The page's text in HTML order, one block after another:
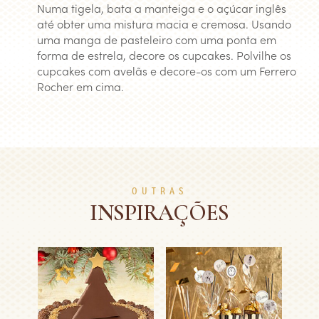
Numa tigela, bata a manteiga e o açúcar inglês
até obter uma mistura macia e cremosa. Usando
uma manga de pasteleiro com uma ponta em
forma de estrela, decore os cupcakes. Polvilhe os
cupcakes com avelãs e decore-os com um Ferrero
Rocher em cima.
OUTRAS
INSPIRAÇÕES